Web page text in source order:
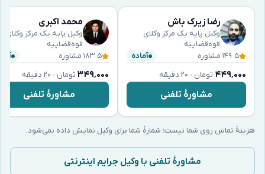
رضا زیرک باش
وکیل پایه یک مرکز وکلای
قوه‌قضاییه
۵ ۱۴۹ مشاوره آماده
۴۴۹٬۰۰۰ تومان · ۲۰ دقیقه
مشاورهٔ تلفنی
محمد اکبری
وکیل پایه یک مرکز وکلای
قوه‌قضاییه
۵ ۱۸۳ مشاوره
۳۴۹٬۰۰۰ تومان · ۲۰ دقیقه
مشاورهٔ تلفنی
هزینهٔ تماس روی شما نیست؛ شمارهٔ شما برای وکیل نمایش داده نمی‌شود.
مشاورهٔ تلفنی با وکیل جرایم اینترنتی